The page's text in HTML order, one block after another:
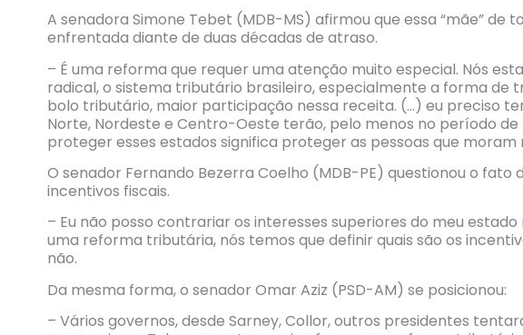
A senadora Simone Tebet (MDB-MS) afirmou que essa “mãe” de
enfrentada diante de duas décadas de atraso.
– É uma reforma que requer uma atenção muito especial. Nós
radical, o sistema tributário brasileiro, especialmente a forma de
bolo tributário, maior participação nessa receita. (…) eu preciso
Norte, Nordeste e Centro-Oeste terão, pelo menos no período
proteger esses estados significa proteger as pessoas que moram
O senador Fernando Bezerra Coelho (MDB-PE) questionou o
incentivos fiscais.
– Eu não posso contrariar os interesses superiores do meu
uma reforma tributária, nós temos que definir quais são os
não.
Da mesma forma, o senador Omar Aziz (PSD-AM) se posicionou:
– Vários governos, desde Sarney, Collor, outros presidentes